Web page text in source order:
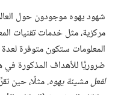
شهود يهوه موجودون حول
مركزية،‏ مثل خدمات تقنيات
المعلومات ستكون متوفرة
ضروريًّا للأهداف المذكورة في
لفعل مشيئة يهوه.‏مثلًا،‏ حين